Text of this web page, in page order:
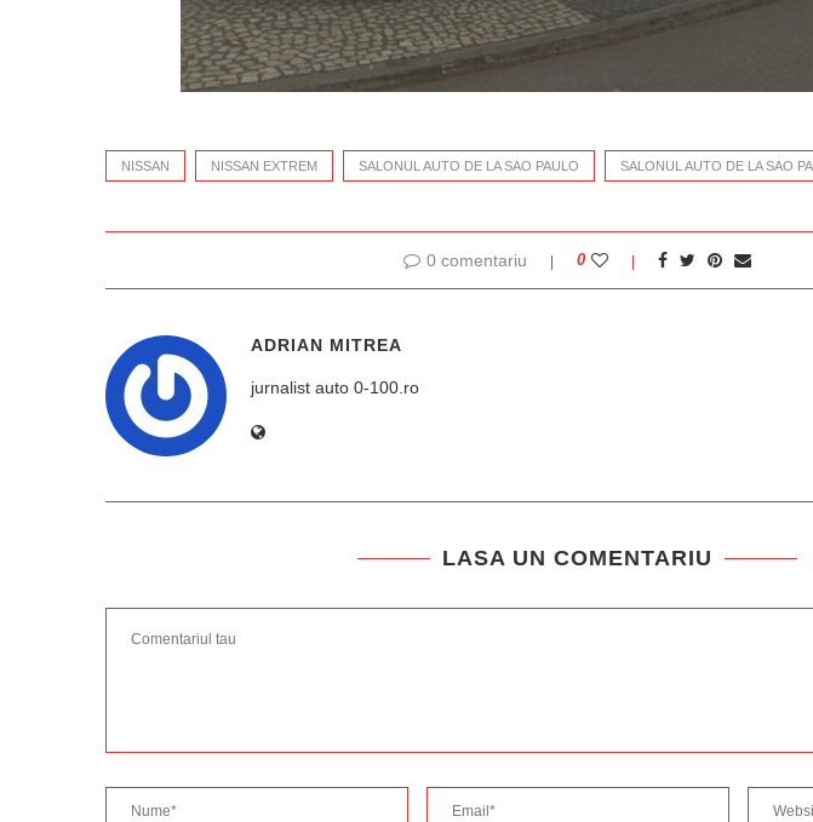
NISSAN NISSAN EXTREM SALONUL AUTO DE LA SAO PAULO SALONUL AUTO DE LA SAO
0 comentariu 0
ADRIAN MITREA
jurnalist auto 0-100.ro
LASA UN COMENTARIU